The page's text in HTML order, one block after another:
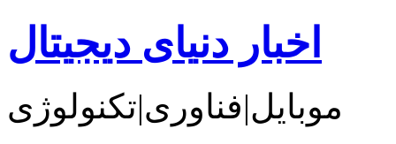
اخبار دنیای دیجیتال
موبایل|فناوری|تکنولوژی